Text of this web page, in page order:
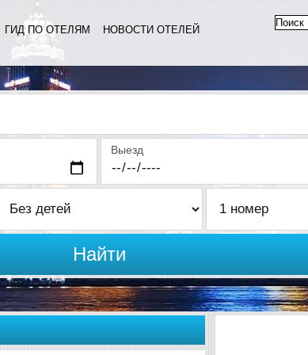
ГИД ПО ОТЕЛЯМ
НОВОСТИ ОТЕЛЕЙ
Выезд
Найти